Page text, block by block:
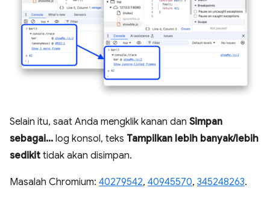
Selain itu, saat Anda mengklik kanan dan Simpan
sebagai... log konsol, teks Tampilkan lebih banyak/lebih
sedikit tidak akan disimpan.
Masalah Chromium: 40279542, 40945570, 345248263.